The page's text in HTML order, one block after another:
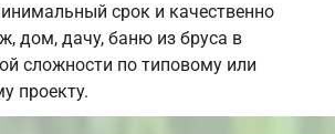
срок и качественно
дом, дачу, баню из бруса в
сложности по типовому или
проекту.